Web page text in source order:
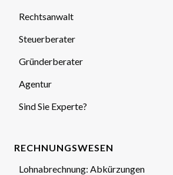
Rechtsanwalt
Steuerberater
Gründerberater
Agentur
Sind Sie Experte?
RECHNUNGSWESEN
Lohnabrechnung: Abkürzungen